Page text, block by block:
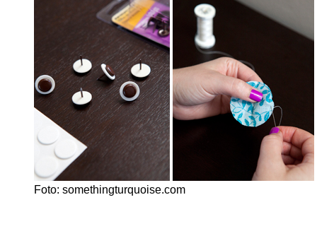
Foto: somethingturquoise.com